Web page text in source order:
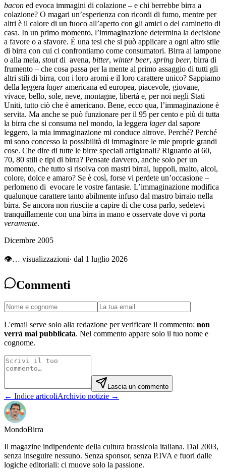
bacon ed evoca immagini di colazione – e chi berrebbe birra a
colazione? O magari un’esperienza con ricordi di fumo, mentre per
altri è il calore di un fuoco all’aperto con gli amici o del caminetto di
casa. In un primo momento, l’immaginazione determina la decisione
a favore o a sfavore. È una tesi che si può applicare a ogni altro stile
di birra con cui ci confrontiamo come consumatori. Birra al lampone
o alla mela, stoutdi avena, bitter, winter beer, spring beer, birra di
frumento – che cosa passa per la mente al primo assaggio di tutti gli
altri stili di birra, con i loro aromi e il loro carattere unico? Sappiamo
della leggera lageramericana ed europea, piacevole, giovane,
vivace, bello, sole, neve, montagne, libertà e, per noi negli Stati
Uniti, tutto ciò che è americano. Bene, ecco qua, l’immaginazione è
servita. Ma anche se può funzionare per il 95 per cento e più di tutta
la birra che si consuma nel mondo, la leggera lagerdal sapore
leggero, la mia immaginazione mi conduce altrove. Perché? Perché
mi sono concesso la possibilità di immaginare le mie proprie grandi
cose. Che dire di tutte le birre speciali artigianali? Riguardo ai 60,
70, 80 stili e tipi di birra? Pensate davvero, anche solo per un
momento, che tutto si risolva con mastri birrai, luppoli, malto, alcol,
colore, dolce e amaro? Se è così, forse vi perdete un’occasione –
perlomeno di evocare le vostre fantasie. L’immaginazione modifica
qualunque carattere tanto abilmente infuso dal mastro birraio nella
birra. Se ancora non riuscite a capire di che cosa parlo, sedetevi
tranquillamente con una birra in mano e osservate dove vi porta
veramente.
Dicembre 2005
👁… visualizzazioni· dal 1 luglio 2026
Commenti
L'email serve solo alla redazione per verificare il commento: non
verrà mai pubblicata. Nel commento appare solo il tuo nome e
cognome.
Lascia un commento
← Indice articoliArchivio notizie →
MondoBirra
Il magazine indipendente della cultura brassicola italiana. Dal 2003,
senza inseguire nessuno. Senza sponsor, senza P.IVA e fuori dalle
logiche editoriali: ci muove solo la passione.